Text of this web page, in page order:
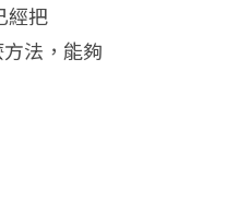
經把
法，能夠